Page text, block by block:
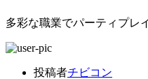
多彩な職業でパーティプレ
投稿者チビコン